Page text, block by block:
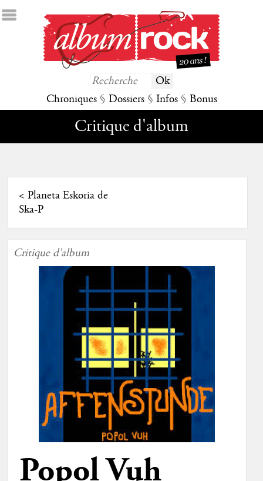
Chroniques § Dossiers § Infos § Bonus
Critique d'album
< Planeta Eskoria de
Ska-P
Critique d'album
Popol Vuh